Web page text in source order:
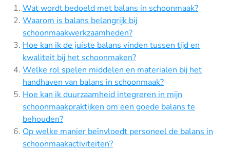
Wat wordt bedoeld met balans in schoonmaak?
Waarom is balans belangrijk bij
schoonmaakwerkzaamheden?
Hoe kan ik de juiste balans vinden tussen tijd en
kwaliteit bij het schoonmaken?
Welke rol spelen middelen en materialen bij het
handhaven van balans in schoonmaak?
Hoe kan ik duurzaamheid integreren in mijn
schoonmaakpraktijken om een goede balans te
behouden?
Op welke manier beïnvloedt personeel de balans in
schoonmaakactiviteiten?